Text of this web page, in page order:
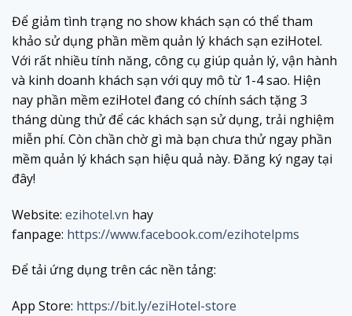
Để giảm tình trạng no show khách sạn có thể tham
khảo sử dụng phần mềm quản lý khách sạn eziHotel.
Với rất nhiều tính năng, công cụ giúp quản lý, vận hành
và kinh doanh khách sạn với quy mô từ 1-4 sao. Hiện
nay phần mềm eziHotel đang có chính sách tặng 3
tháng dùng thử để các khách sạn sử dụng, trải nghiệm
miễn phí. Còn chần chờ gì mà bạn chưa thử ngay phần
mềm quản lý khách sạn hiệu quả này. Đăng ký ngay tại
đây!
Website: ezihotel.vn hay
fanpage: https://www.facebook.com/ezihotelpms
Để tải ứng dụng trên các nền tảng:
App Store: https://bit.ly/eziHotel-store